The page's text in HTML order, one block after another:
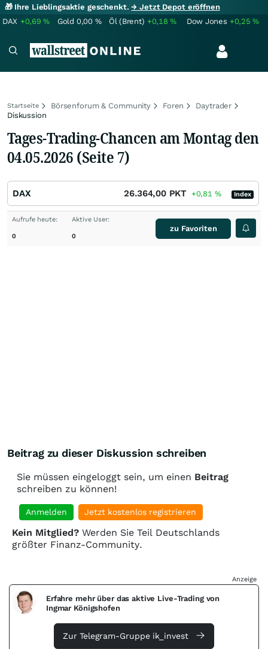
🎁 Ihre Lieblingsaktie geschenkt.→ Jetzt Depot eröffnen
DAX +0,69% Gold 0,00 % Öl (Brent) +0,18% Dow Jones +0,25%
Startseite Börsenforum & Community Foren
Daytrader
Diskussion
Tages-Trading-Chancen am Montag den
04.05.2026 (Seite 7)
DAX 26.364,00 PKT +0,81 % Index
Aufrufe heute:
0
Aktive User:
0
zu Favoriten
Beitrag zu dieser Diskussion schreiben
Sie müssen eingeloggt sein, um einen Beitrag
schreiben zu können!
Anmelden Jetzt kostenlos registrieren
Kein Mitglied? Werden Sie Teil Deutschlands
größter Finanz-Community.
Anzeige
Erfahre mehr über das aktive Live-Trading von
Ingmar Königshofen
Zur Telegram-Gruppe ik_invest